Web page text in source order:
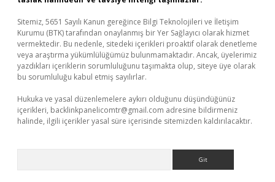
Sitemiz, 5651 Sayılı Kanun gereğince Bilgi Teknolojileri ve İletişim
Kurumu (BTK) tarafından onaylanmış bir Yer Sağlayıcı olarak hizmet
vermektedir. Bu nedenle, sitedeki içerikleri proaktif olarak denetleme
veya araştırma yükümlülüğümüz bulunmamaktadır. Ancak, üyelerimiz
yazdıkları içeriklerin sorumluluğunu taşımakta olup, siteye üye olarak
bu sorumluluğu kabul etmiş sayılırlar.
Hukuka ve yasal düzenlemelere aykırı olduğunu düşündüğünüz
içerikleri, backlinkpanelicomtr@gmail.com adresine bildirmeniz
halinde, ilgili içerikler yasal süre içerisinde sitemizden kaldırılacaktır.